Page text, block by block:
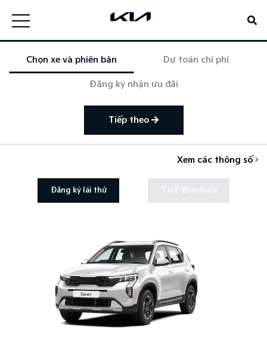
Chọn xe và phiên bản Dự toán chi phí
Đăng ký nhận ưu đãi
Tiếp theo
Xem các thông số
Đăng ký lái thử Tải E-Brochure